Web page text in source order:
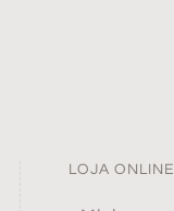
LOJA ONLINE